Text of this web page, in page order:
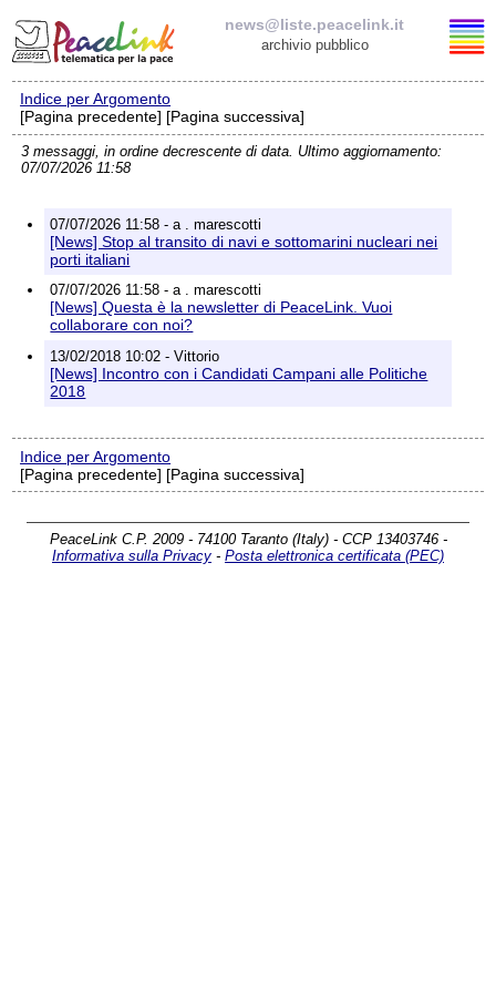
news@liste.peacelink.it
archivio pubblico
Elenco delle liste
news@liste.peacelink.it
Policy delle liste di PeaceLink
Informativa sulla privacy
Richieste di rimozione
Indice per Argomento
[Pagina precedente] [Pagina successiva]
3 messaggi, in ordine decrescente di data. Ultimo aggiornamento:
07/07/2026 11:58
07/07/2026 11:58 - a . marescotti
[News] Stop al transito di navi e sottomarini nucleari nei
porti italiani
07/07/2026 11:58 - a . marescotti
[News] Questa è la newsletter di PeaceLink. Vuoi
collaborare con noi?
13/02/2018 10:02 - Vittorio
[News] Incontro con i Candidati Campani alle Politiche
2018
Indice per Argomento
[Pagina precedente] [Pagina successiva]
PeaceLink C.P. 2009 - 74100 Taranto (Italy) - CCP 13403746 -
Informativa sulla Privacy - Posta elettronica certificata (PEC)